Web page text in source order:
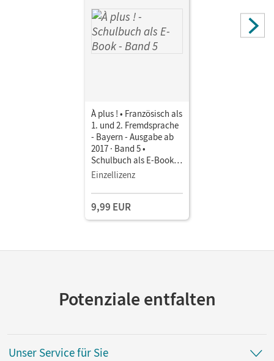
À plus ! • Französisch als
1. und 2. Fremdsprache
- Bayern - Ausgabe ab
2017 · Band 5 •
Schulbuch als E-Book
Mit Medien
Einzellizenz
9,99 EUR
Potenziale entfalten
Unser Service für Sie